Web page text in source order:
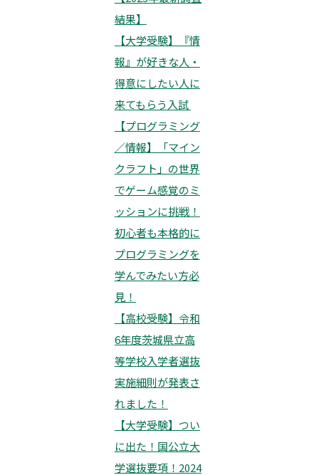
結果】
【大学受験】『情
報』が好きな人・
得意にしたい人に
来てもらう入試
【プログラミング
／情報】「マイン
クラフト」の世界
でゲーム感覚のミ
ッションに挑戦！
初心者も本格的に
プログラミングを
学んでみたい方必
見！
【高校受験】令和
6年度茨城県立高
等学校入学者選抜
実施細則が発表さ
れました！
【大学受験】つい
に出た！国公立大
学選抜要項！2024